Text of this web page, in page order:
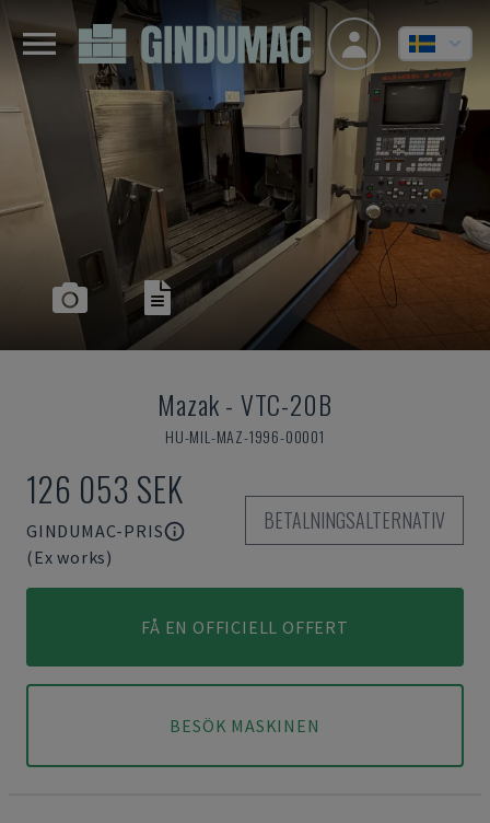
Mazak- VTC-20B
HU-MIL-MAZ-1996-00001
126 053 SEK
GINDUMAC-PRIS
(Ex works)
BETALNINGSALTERNATIV
FÅ EN OFFICIELL OFFERT
BESÖK MASKINEN